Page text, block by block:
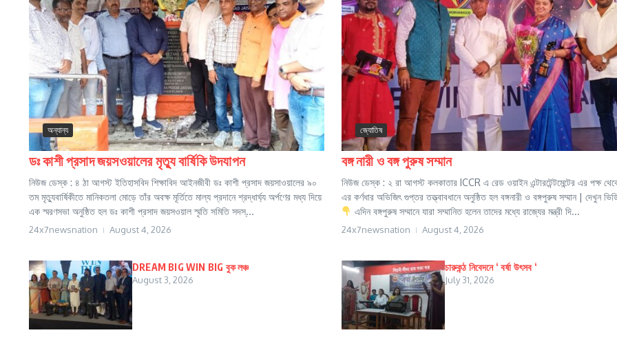
অন্যান্য
ডঃ কাশী প্রসাদ জয়সওয়ালের মৃত্যু বার্ষিকি উদযাপন
নিউজ ডেস্ক : ৪ ঠা আগস্ট ইতিহাসবিদ শিক্ষাবিদ আইনজীবী ডঃ কাশী প্রসাদ জয়সাওয়ালের ৯০
তম মৃত্যুবার্ষিকীতে মানিকতলা মোড়ে তাঁর অবক্ষ মূর্তিতে মাল্য প্রদানে শ্রদ্ধার্ঘ্য অর্পণের মধ্য দিয়ে
এক স্মরণসভা অনুষ্ঠিত হল ডঃ কাশী প্রসাদ জয়সওয়াল স্মৃতি সমিতি সদস্...
24x7newsnation August 4, 2026
জ্যোতিষ
বঙ্গ নারী ও বঙ্গ পুরুষ সম্মান
নিউজ ডেস্ক : ২ রা আগস্ট কলকাতার ICCR এ রেড ওয়াইন এন্টারটেন্টমেন্টের এর পক্ষ
এর কর্ণধার অভিজিৎ গুপ্তর তত্ত্বাবধানে অনুষ্ঠিত হল বঙ্গনারী ও বঙ্গপুরুষ সম্মান | দেখুন
এদিন বঙ্গপুরুষ সম্মানে যারা সম্মানিত হলেন তাদের মধ্যে রাজ্যের মন্ত্রী দি...
24x7newsnation August 4, 2026
DREAM BIG WIN BIG বুক লঞ্চ
August 3, 2026
চারুকন্ঠ নিবেদনে ‘ বর্ষা উৎসব ‘
July 31, 2026